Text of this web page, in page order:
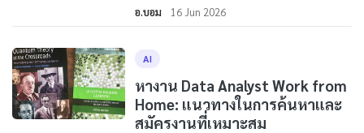
อ.บอม 16 Jun 2026
AI
หางาน Data Analyst Work from
Home: แนวทางในการค้นหาและ
สมัครงานที่เหมาะสม